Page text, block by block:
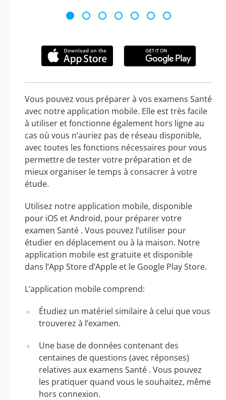
Vous pouvez vous préparer à vos examens Santé
avec notre application mobile. Elle est très facile
à utiliser et fonctionne également hors ligne au
cas où vous n’auriez pas de réseau disponible,
avec toutes les fonctions nécessaires pour vous
permettre de tester votre préparation et de
mieux organiser le temps à consacrer à votre
étude.
Utilisez notre application mobile, disponible
pour iOS et Android, pour préparer votre
examen Santé . Vous pouvez l’utiliser pour
étudier en déplacement ou à la maison. Notre
application mobile est gratuite et disponible
dans l’App Store d’Apple et le Google Play Store.
L’application mobile comprend:
Étudiez un matériel similaire à celui que vous
trouverez à l’examen.
Une base de données contenant des
centaines de questions (avec réponses)
relatives aux examens Santé . Vous pouvez
les pratiquer quand vous le souhaitez, même
hors connexion.